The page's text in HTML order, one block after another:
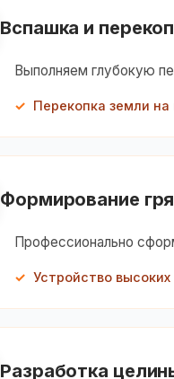
Вспашка и
Выполняем глубокую
Перекопка земли
Формирование
Профессионально
Устройство
Разработка